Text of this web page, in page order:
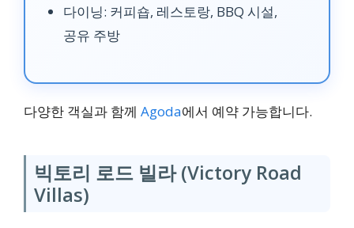
다이닝: 커피숍, 레스토랑, BBQ 시설,
공유 주방
다양한 객실과 함께 Agoda에서 예약 가능합니다.
빅토리 로드 빌라 (Victory Road
Villas)